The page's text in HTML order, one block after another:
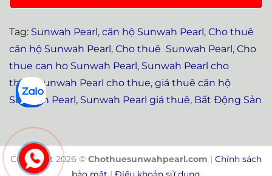
Tag: Sunwah Pearl , căn hộ Sunwah Pearl , Cho thuê
căn hộ Sunwah Pearl , Cho thuê Sunwah Pearl , Cho
thue can ho Sunwah Pearl , Sunwah Pearl cho
thuê
Sunwah Pearl cho thue, giá thuê căn hộ
Sunwah Pearl , Sunwah Pearl giá thuê, Bất Động Sản
Copyright 2026 © Chothuesunwahpearl.com | Chính sách